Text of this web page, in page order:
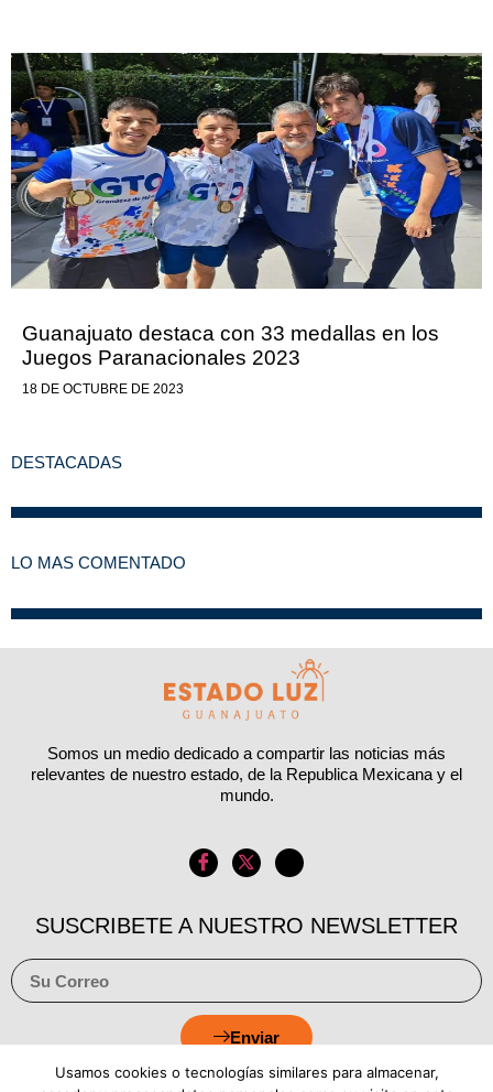
Guanajuato destaca con 33 medallas en los
Juegos Paranacionales 2023
18 DE OCTUBRE DE 2023
DESTACADAS
LO MAS COMENTADO
Somos un medio dedicado a compartir las noticias más
relevantes de nuestro estado, de la Republica Mexicana y el
mundo.
SUSCRIBETE A NUESTRO NEWSLETTER
Enviar
Usamos cookies o tecnologías similares para almacenar,